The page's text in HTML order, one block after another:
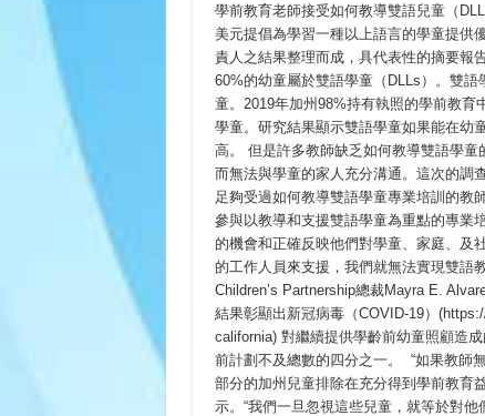
三
的
學
前
教
育
中
心
缺
乏
受
過
適
當
培
訓
的
教
師
教
導
雙
語
學
童
學前教育老師接受如何教導雙語兒童（
美元提倡為學習一種以上語言的學童提供
責人之結果整理而成，具代表性的摘要報
60%的幼童屬於雙語學童（DLLs）。雙
童。2019年加州98%持有執照的學前教
學童。研究結果顯示雙語學童如果能在幼
高。 但是許多教師缺乏如何教導雙語學
而無法與學童的家人充分溝通。這次的調
足夠受過如何教導雙語學童專業培訓的教
參與以教導和支援雙語學童為重點的專業
的機會和正確反映他們對學童、家庭、及
的工作人員來支援，我們就無法實現雙語
Children’s Partnership總裁Mayra E.
結果彰顯出新冠病毒（COVID-19）
california) 對繼續提供學齡前幼童照顧造
前計劃不及總數的四分之一。 “如果教師
部分的加州兒童排除在充分得到學前教育
示。“我們一旦忽視這些兒童，就等於對